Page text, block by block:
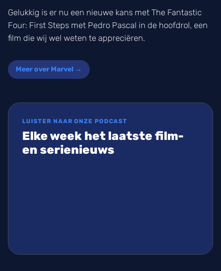
Gelukkig is er nu een nieuwe kans met The Fantastic
Four: First Steps met Pedro Pascal in de hoofdrol, een
film die wij wel weten te appreciëren.
Meer over Marvel →
LUISTER NAAR ONZE PODCAST
Elke week het laatste film-
en serienieuws